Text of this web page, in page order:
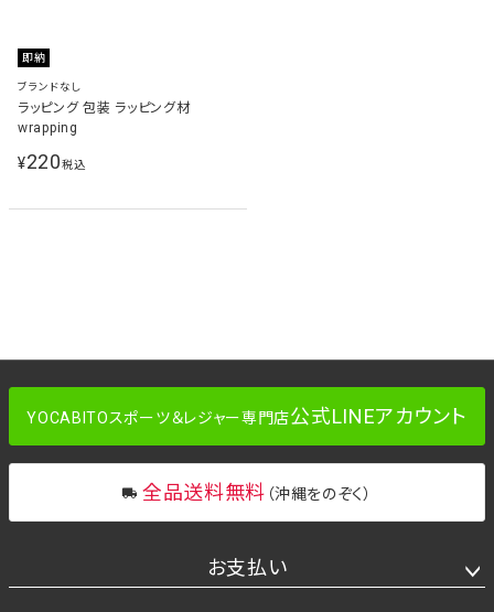
即納
ブランドなし
ラッピング 包装 ラッピング材
wrapping
¥220税込
YOCABITOスポーツ＆レジャー専門店公式LINEアカウント
全品送料無料 （沖縄をのぞく）
お支払い